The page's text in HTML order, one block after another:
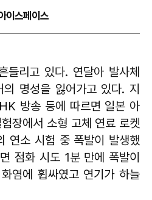
이스페이스
리고 있다. 연달아 발사체
명성을 잃어가고 있다. 지
방송 등에 따르면 일본 아
장에서 소형 고체 연료 로켓
연소 시험 중 폭발이 발생했
점화 시도 1분 만에 폭발이
염에 휩싸였고 연기가 하늘